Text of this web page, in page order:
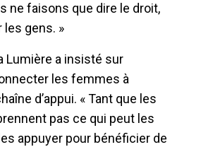
ne faisons que dire le droit,
les gens. »
Lumière a insisté sur
les femmes à
d’appui. « Tant que les
pas ce qui peut les
appuyer pour bénéficier de